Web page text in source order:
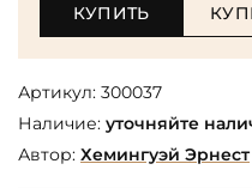
КУПИТЬ
Артикул: 300037
Наличие: уточняйте
Автор: Хемингуэй Эрнест